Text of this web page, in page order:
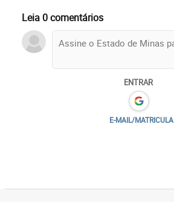
Leia 0 comentários
ENTRAR
E-MAIL/MATRICULA